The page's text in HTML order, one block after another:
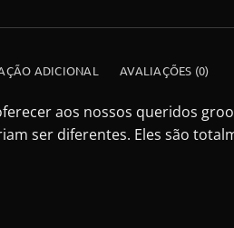
ADICIONAL AVALIAÇÕES (0)
aos nossos queridos
ser diferentes. Eles são